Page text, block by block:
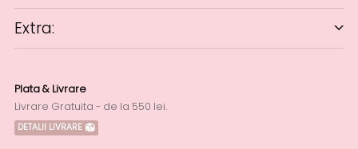
Extra:
Plata & Livrare
Livrare Gratuita - de la 550 lei.
DETALII LIVRARE